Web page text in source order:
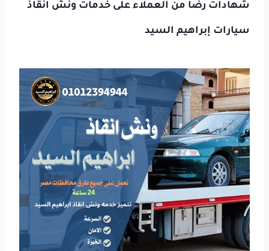
شهادات رضا من العملاء على خدمات ونش انقاذ
سيارات إبراهيم السيد